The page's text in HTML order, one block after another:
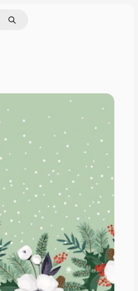
per immagine
Ricerca